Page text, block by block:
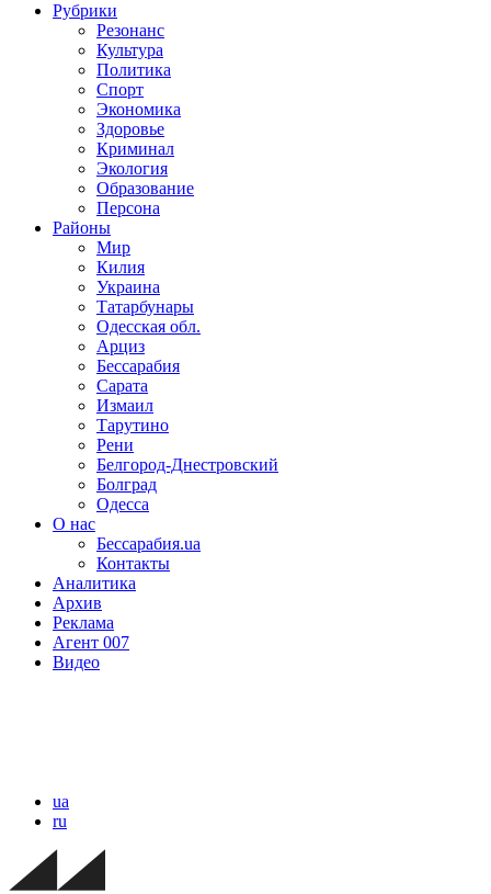
Рубрики
Резонанс
Культура
Политика
Спорт
Экономика
Здоровье
Криминал
Экология
Образование
Персона
Районы
Мир
Килия
Украина
Татарбунары
Одесская обл.
Арциз
Бессарабия
Сарата
Измаил
Тарутино
Рени
Белгород-Днестровский
Болград
Одесса
О нас
Бессарабия.ua
Контакты
Аналитика
Архив
Реклама
Агент 007
Видео
ua
ru